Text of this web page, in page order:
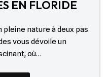
EN FLORIDE
pleine nature à deux pas
vous dévoile un
où…